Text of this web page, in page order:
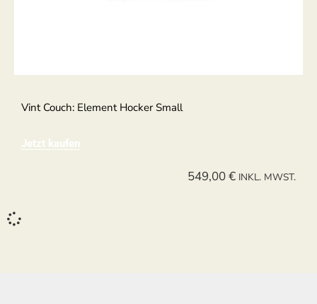
Vint Couch: Element Hocker Small
Jetzt kaufen
549,00€ INKL. MWST.